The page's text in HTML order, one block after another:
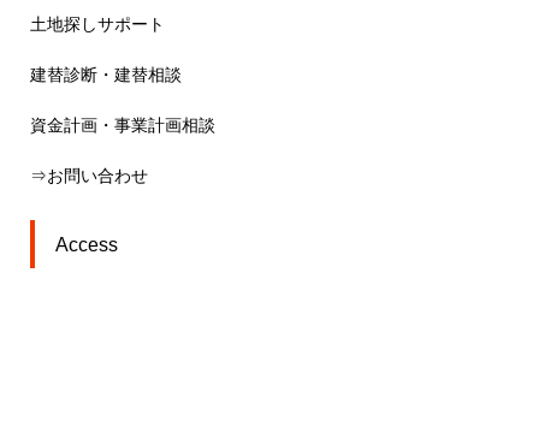
土地探しサポート
建替診断・建替相談
資金計画・事業計画相談
⇒お問い合わせ
Access